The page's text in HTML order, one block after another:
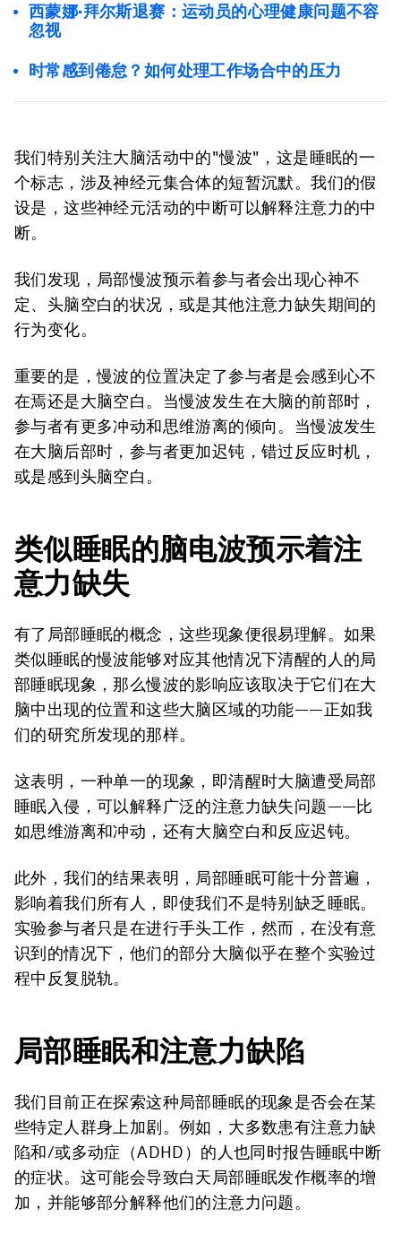
西蒙娜·拜尔斯退赛：运动员的心理健康问题不容
忽视
时常感到倦怠？如何处理工作场合中的压力
我们特别关注大脑活动中的"慢波"，这是睡眠的一
个标志，涉及神经元集合体的短暂沉默。我们的假
设是，这些神经元活动的中断可以解释注意力的中
断。
我们发现，局部慢波预示着参与者会出现心神不
定、头脑空白的状况，或是其他注意力缺失期间的
行为变化。
重要的是，慢波的位置决定了参与者是会感到心不
在焉还是大脑空白。当慢波发生在大脑的前部时，
参与者有更多冲动和思维游离的倾向。当慢波发生
在大脑后部时，参与者更加迟钝，错过反应时机，
或是感到头脑空白。
类似睡眠的脑电波预示着注
意力缺失
有了局部睡眠的概念，这些现象便很易理解。如果
类似睡眠的慢波能够对应其他情况下清醒的人的局
部睡眠现象，那么慢波的影响应该取决于它们在大
脑中出现的位置和这些大脑区域的功能——正如我
们的研究所发现的那样。
这表明，一种单一的现象，即清醒时大脑遭受局部
睡眠入侵，可以解释广泛的注意力缺失问题——比
如思维游离和冲动，还有大脑空白和反应迟钝。
此外，我们的结果表明，局部睡眠可能十分普遍，
影响着我们所有人，即使我们不是特别缺乏睡眠。
实验参与者只是在进行手头工作，然而，在没有意
识到的情况下，他们的部分大脑似乎在整个实验过
程中反复脱轨。
局部睡眠和注意力缺陷
我们目前正在探索这种局部睡眠的现象是否会在某
些特定人群身上加剧。例如，大多数患有注意力缺
陷和/或多动症（ADHD）的人也同时报告睡眠中断
的症状。这可能会导致白天局部睡眠发作概率的增
加，并能够部分解释他们的注意力问题。